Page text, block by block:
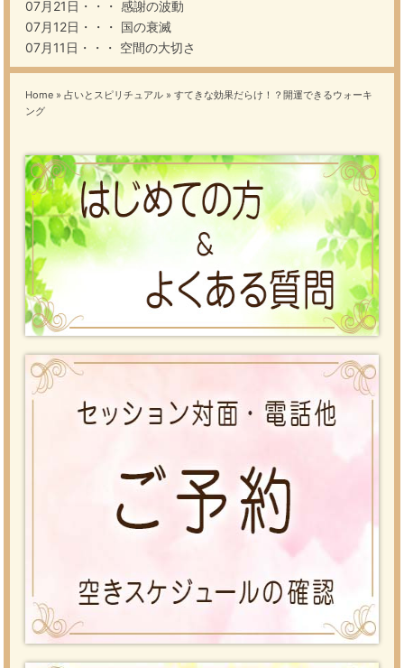
07月21日・・・ 感謝の波動
07月12日・・・ 国の衰滅
07月11日・・・ 空間の大切さ
Home » 占いとスピリチュアル » すてきな効果だらけ！？開運できるウォーキ
ング